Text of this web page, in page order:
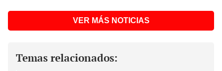
VER MÁS NOTICIAS
Temas relacionados: